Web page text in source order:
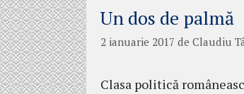
Un dos de palmă
2 ianuarie 2017 de Claudiu
Clasa politică